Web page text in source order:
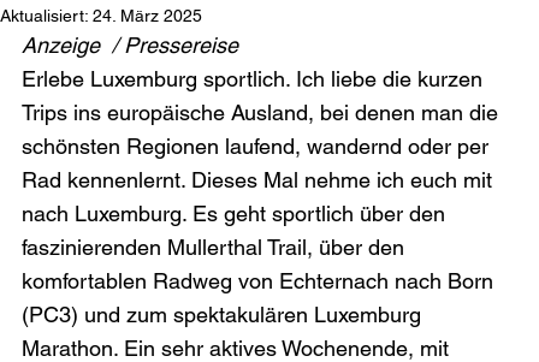
Aktualisiert: 24. März 2025
Anzeige  / Pressereise
Erlebe Luxemburg sportlich. Ich liebe die kurzen
Trips ins europäische Ausland, bei denen man die
schönsten Regionen laufend, wandernd oder per
Rad kennenlernt. Dieses Mal nehme ich euch mit
nach Luxemburg. Es geht sportlich über den
faszinierenden Mullerthal Trail, über den
komfortablen Radweg von Echternach nach Born
(PC3) und zum spektakulären Luxemburg
Marathon. Ein sehr aktives Wochenende, mit